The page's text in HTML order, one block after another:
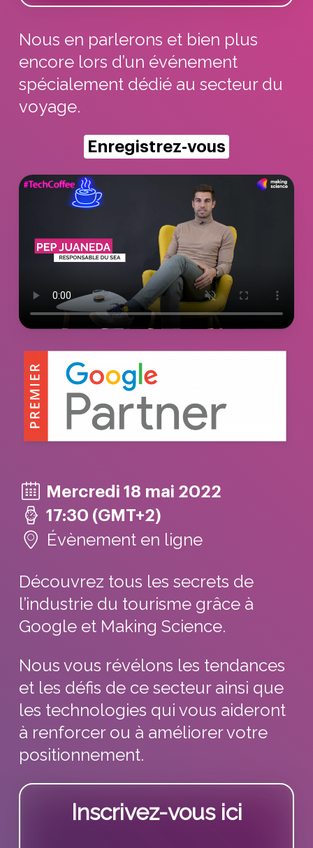
Nous en parlerons et bien plus
encore lors d’un événement
spécialement dédié au secteur du
voyage.
Enregistrez-vous
Mercredi 18 mai 2022
17:30 (GMT+2)
Évènement en ligne
Découvrez tous les secrets de
l’industrie du tourisme grâce à
Google et Making Science.
Nous vous révélons les tendances
et les défis de ce secteur ainsi que
les technologies qui vous aideront
à renforcer ou à améliorer votre
positionnement.
Inscrivez-vous ici
Altivia
Data, Analytics &
Tendances
Presse
Ebooks
Entreprise
Réussites
À propos
Employés
Contact